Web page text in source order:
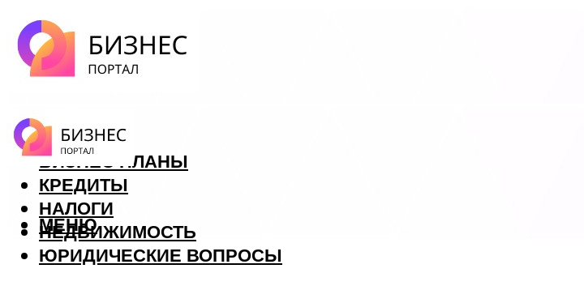
ФОРЕКС
БИЗНЕС ПЛАНЫ
КРЕДИТЫ
НАЛОГИ
НЕДВИЖИМОСТЬ
ЮРИДИЧЕСКИЕ ВОПРОСЫ
МЕНЮ